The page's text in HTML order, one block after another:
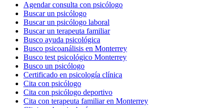
Agendar consulta con psicólogo
Buscar un psicólogo
Buscar un psicólogo laboral
Buscar un terapeuta familiar
Busco ayuda psicológica
Busco psicoanálisis en Monterrey
Busco test psicológico Monterrey
Busco un psicólogo
Certificado en psicología clínica
Cita con psicólogo
Cita con psicólogo deportivo
Cita con terapeuta familiar en Monterrey